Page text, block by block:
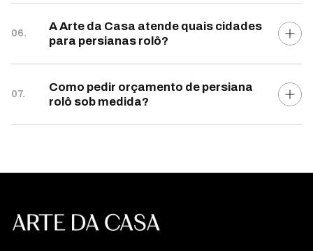
06.
A Arte da Casa atende quais cidades
para persianas rolô?
07.
Como pedir orçamento de persiana
rolô sob medida?